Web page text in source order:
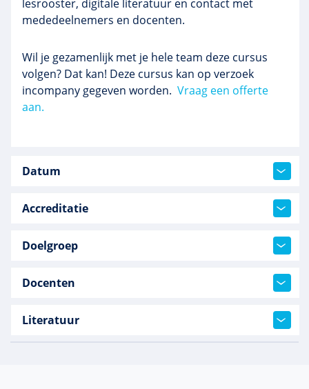
lesrooster, digitale literatuur en contact met
mededeelnemers en docenten.
Wil je gezamenlijk met je hele team deze cursus
volgen? Dat kan! Deze cursus kan op verzoek
incompany gegeven worden. Vraag een offerte
aan.
Datum
Accreditatie
Doelgroep
Docenten
Literatuur